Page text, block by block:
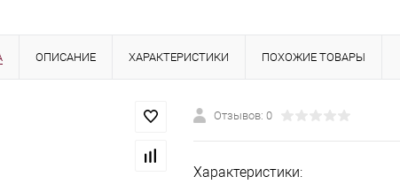
ОПИСАНИЕ ХАРАКТЕРИСТИКИ ПОХОЖИЕ ТОВАРЫ
Отзывов: 0
Характеристики: